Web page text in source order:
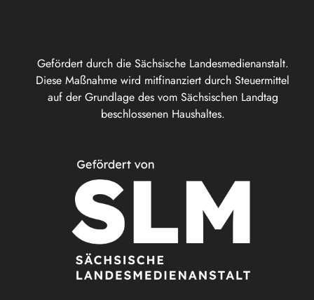
Gefördert durch die Sächsische Landesmedienanstalt.
Diese Maßnahme wird mitfinanziert durch Steuermittel
auf der Grundlage des vom Sächsischen Landtag
beschlossenen Haushaltes.